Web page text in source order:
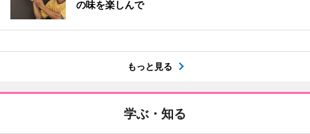
の味を楽しんで
もっと見る
学ぶ・知る